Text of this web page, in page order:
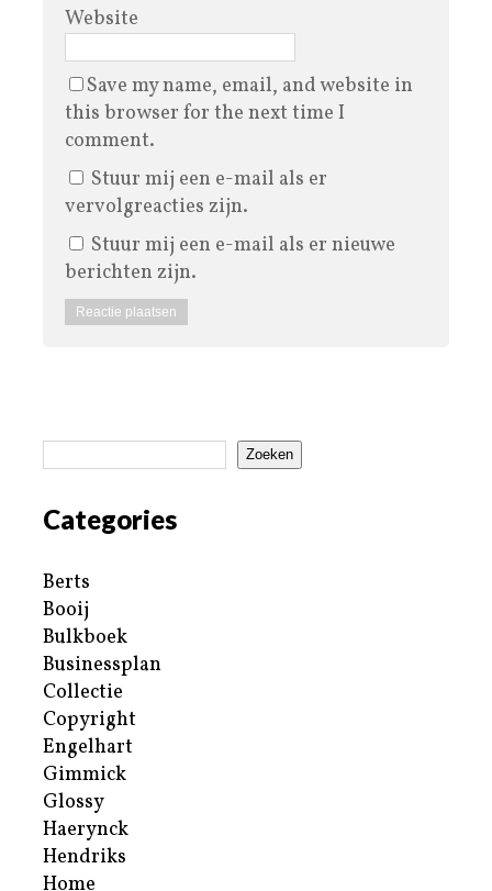
Website
Save my name, email, and website in
this browser for the next time I
comment.
Stuur mij een e-mail als er
vervolgreacties zijn.
Stuur mij een e-mail als er nieuwe
berichten zijn.
Zoeken
Categories
Berts
Booij
Bulkboek
Businessplan
Collectie
Copyright
Engelhart
Gimmick
Glossy
Haerynck
Hendriks
Home